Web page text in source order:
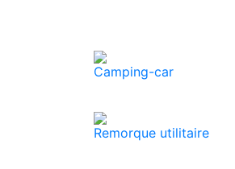
Camping-car
Remorque utilitaire